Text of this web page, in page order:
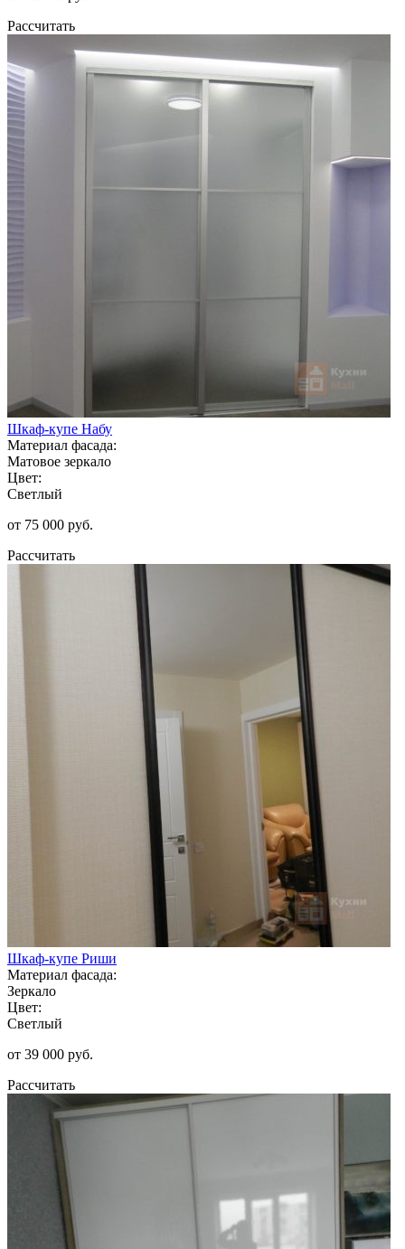
Рассчитать
Шкаф-купе Набу
Материал фасада:
Матовое зеркало
Цвет:
Светлый
от 75 000 руб.
Рассчитать
Шкаф-купе Риши
Материал фасада:
Зеркало
Цвет:
Светлый
от 39 000 руб.
Рассчитать